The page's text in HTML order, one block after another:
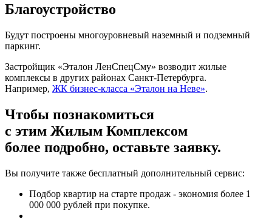
Благоустройство
Будут построены многоуровневый наземный и подземный
паркинг.
Застройщик «Эталон ЛенСпецСму» возводит жилые
комплексы в других районах Санкт-Петербурга.
Например, ЖК бизнес-класса «Эталон на Неве».
Чтобы познакомиться
с этим Жилым Комплексом
более подробно, оставьте заявку.
Вы получите также бесплатный дополнительный сервис:
Подбор квартир на старте продаж - экономия более 1
000 000 рублей при покупке.